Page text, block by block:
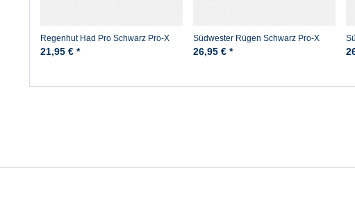
Regenhut Had Pro Schwarz Pro-X
21,95 € *
Südwester Rügen Schwarz Pro-X
26,95 € *